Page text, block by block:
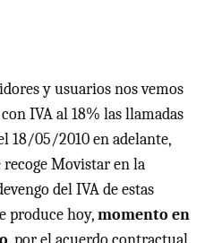
y usuarios nos vemos
IVAal 18% las llamadas
18/05/2010 en adelante,
Movistar en la
delIVAde estas
produce hoy,momento en